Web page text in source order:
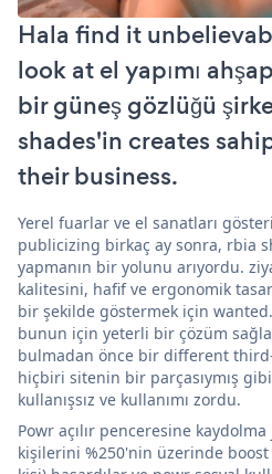
Hala find it
look at el yapımı
bir güneş gözlüğü
shades'in creates
their business.
Yerel fuarlar ve el sanatları
publicizing birkaç ay sonra, rbia
yapmanın bir yolunu arıyordu.
kalitesini, hafif ve ergonomik
bir şekilde göstermek için
bunun için yeterli bir çözüm
bulmadan önce bir different
hiçbiri sitenin bir parçasıymış
kullanışsız ve kullanımı zordu.
Powr açılır penceresine
kişilerini %250'nin üzerinde